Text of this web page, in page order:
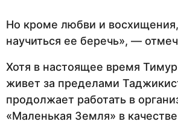
Но кроме любви и
научиться ее беречь», —
Хотя в настоящее время
живет за пределами
продолжает работать в
«Маленькая Земля» в